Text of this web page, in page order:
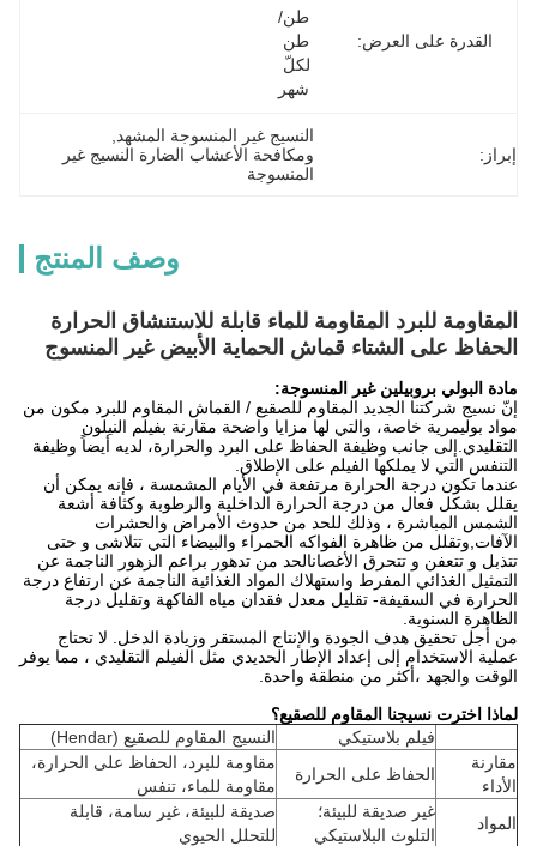
القدرة على العرض:
طن/
شهر
إبراز:
النسيج غير المنسوجة المشهد
المنسوجة
وصف المنتج
المقاومة للبرد المقاومة للماء قابلة للاستنشاق الحرارة
الحفاظ على الشتاء قماش الحماية الأبيض غير المنسوج
مادة البولي بروبيلين غير المنسوجة:
إنّ نسيج شركتنا الجديد المقاوم للصقيع / القماش المقاوم للبرد مكون من
مواد بوليمرية خاصة، والتي لها مزايا واضحة مقارنة بفيلم النيلون
التقليدي.إلى جانب وظيفة الحفاظ على البرد والحرارة، لديه أيضاً وظيفة
التنفس التي لا يملكها الفيلم على الإطلاق.
عندما تكون درجة الحرارة مرتفعة في الأيام المشمسة ، فإنه يمكن أن
يقلل بشكل فعال من درجة الحرارة الداخلية والرطوبة وكثافة أشعة
الشمس المباشرة ، وذلك للحد من حدوث الأمراض والحشرات
الآفات,وتقلل من ظاهرة الفواكه الحمراء والبيضاء التي تتلاشى و حتى
تتذبل و تتعفن و تتحرق الأغصانالحد من تدهور براعم الزهور الناجمة عن
التمثيل الغذائي المفرط واستهلاك المواد الغذائية الناجمة عن ارتفاع درجة
الحرارة في السقيفة- تقليل معدل فقدان مياه الفاكهة وتقليل درجة
الظاهرة السنوية.
من أجل تحقيق هدف الجودة والإنتاج المستقر وزيادة الدخل. لا تحتاج
عملية الاستخدام إلى إعداد الإطار الحديدي مثل الفيلم التقليدي ، مما يوفر
الوقت والجهد ،أكثر من منطقة واحدة.
لماذا اخترت نسيجنا المقاوم للصقيع؟
فيلم بلاستيكي
النسيج المقاوم للصقيع (Hendar)
مقارنة
الأداء
الحفاظ على الحرارة
مقاومة للبرد، الحفاظ على الحرارة،
مقاومة للماء، تنفس
المواد
غير صديقة للبيئة؛
التلوث البلاستيكي
صديقة للبيئة، غير سامة، قابلة
للتحلل الحيوي